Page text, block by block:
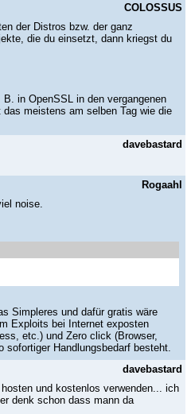
COLOSSUS
der Distros bzw. der ganz
die du einsetzt, dann kriegst du
in OpenSSL in den vergangenen
meistens am selben Tag wie die
davebastard
Rogaahl
noise.
Simpleres und dafür gratis wäre
Exploits bei Internet exposten
etc.) und Zero click (Browser,
sofortiger Handlungsbedarf besteht.
davebastard
und kostenlos verwenden... ich
denk schon dass mann da